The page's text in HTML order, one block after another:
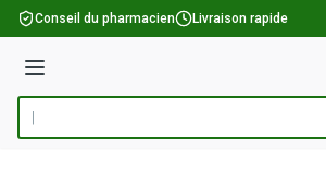
Aller au contenu
Conseil du pharmacien Livraison rapide
Menu
Rechercher